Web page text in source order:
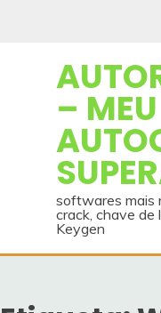
– MEU
softwares mais
crack, chave de
Keygen